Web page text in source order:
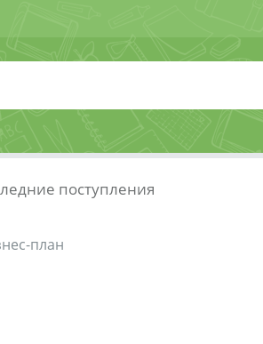
поступления
план